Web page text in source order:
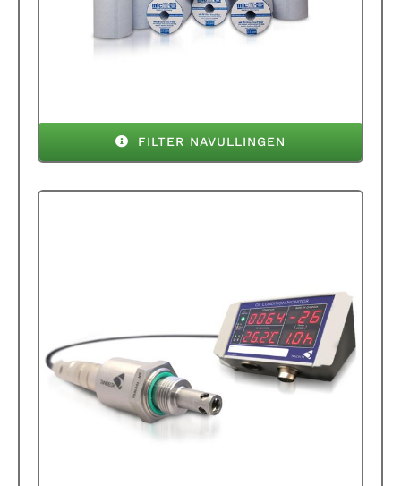
FILTER NAVULLINGEN